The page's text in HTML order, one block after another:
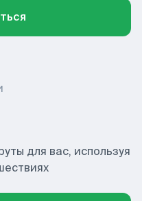
для вас, используя